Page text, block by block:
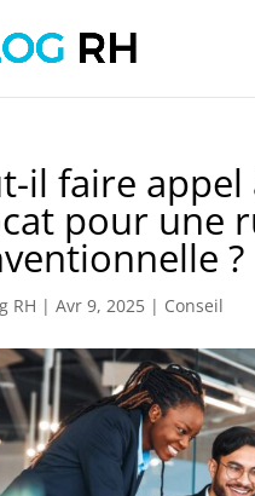
il faire appel
pour une
?
RH | Avr 9, 2025| Conseil